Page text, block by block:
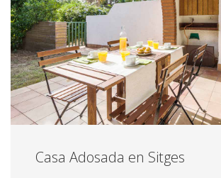
Casa Adosada en Sitges